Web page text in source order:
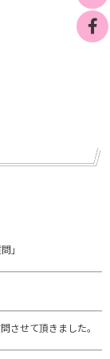
」
させて頂きました。